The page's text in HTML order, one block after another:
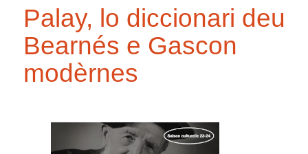
Palay, lo diccionari deu
Bearnés e Gascon
modèrnes